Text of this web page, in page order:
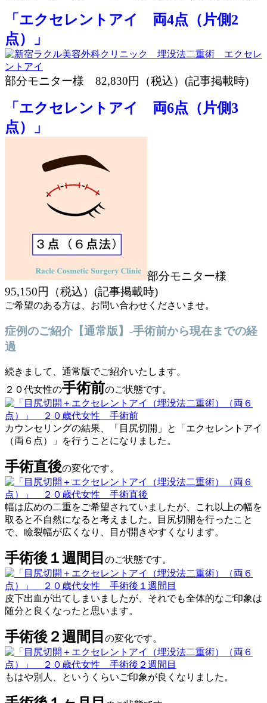
「エクセレントアイ 両4点（片側2
点）」
部分モニター様 82,830円（税込）(記事掲載時)
「エクセレントアイ 両6点（片側3
点）」
部分モニター様
95,150円（税込）(記事掲載時)
ご希望のある方は、お問い合わせくださいませ。
症例のご紹介【通常版】-手術前から現在までの経
過
続きまして、通常版でご紹介いたします。
２０代女性の手術前のご状態です。
カウンセリングの結果、「目尻切開」と「エクセレントアイ
（両６点）」を行うことになりました。
手術直後の変化です。
幅は広めの二重をご希望されていましたが、これ以上の幅を
取ると不自然になると考えました。目尻切開を行ったこと
で、瞼裂幅が広くなり、目が開きやすくなります。
手術後１週間目 のご状態です。
皮下出血が出てしまいましたが、それでも全体的なご印象は
随分と良くなったと思います。
手術後２週間目 の変化です。
もはや別人、というくらいご印象が良くなりました。